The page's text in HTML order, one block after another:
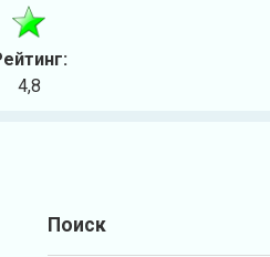
4,8
Поиск